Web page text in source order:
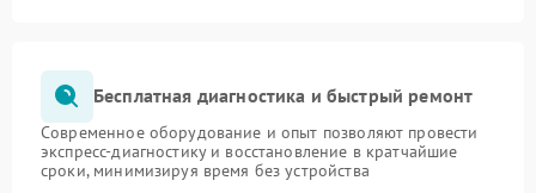
Бесплатная диагностика и быстрый ремонт
Современное оборудование и опыт позволяют провести
экспресс-диагностику и восстановление в кратчайшие
сроки, минимизируя время без устройства